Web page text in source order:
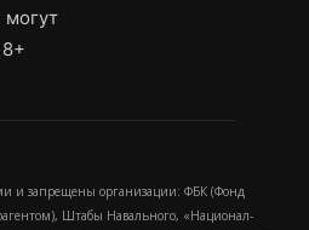
могут
и запрещены организации: ФБК (Фонд
Штабы Навального, «Национал-